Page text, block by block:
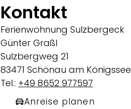
Kontakt
Ferienwohnung Sulzbergeck
Günter Graßl
Sulzbergweg 21
83471 Schönau am Königssee
Tel.: +49 8652 977597
Anreise planen